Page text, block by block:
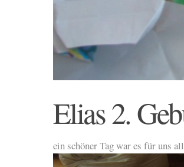
Elias 2.
ein schöner Tag war es für uns